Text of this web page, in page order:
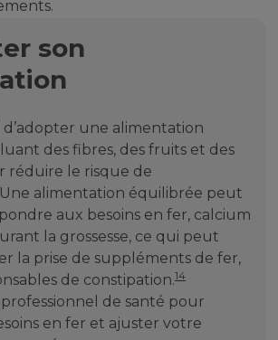
son
d’adopter une alimentation
des fibres, des fruits et des
réduire le risque de
Une alimentation équilibrée peut
aux besoins en fer, calcium
la grossesse, ce qui peut
la prise de suppléments de fer,
de constipation.14
de santé pour
en fer et ajuster votre